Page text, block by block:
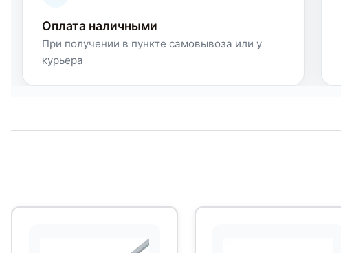
Оплата наличными
При получении в пункте самовывоза или у
курьера